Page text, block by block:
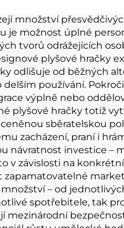
Zakázková
množství
je možnost úplné
tvorů odrážejících
plyšové hračky
odlišuje od běžných
používání.
výplně nebo
plyšové hračky totiž
sběratelskou
zacházení, praní i
návratnost investice
v závislosti na
– od
spotřebitele, tak